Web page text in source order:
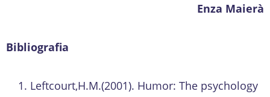
Enza Maierà
Bibliografia
Leftcourt,H.M.(2001). Humor: The psychology